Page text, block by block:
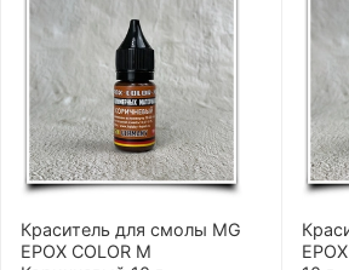
Краситель для смолы MG
EPOX COLOR M